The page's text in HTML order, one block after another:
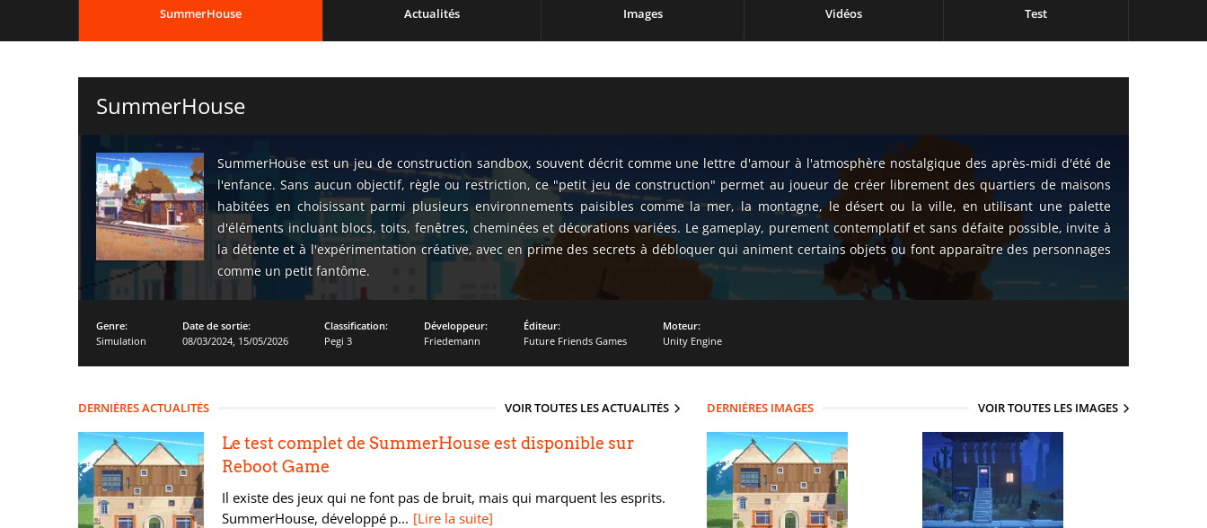
SummerHouse Actualités Images Vidéos Test
SummerHouse
SummerHouse est un jeu de construction sandbox, souvent décrit comme une lettre d'amour à l'atmosphère nostalgique des après-midi d'été de
l'enfance. Sans aucun objectif, règle ou restriction, ce "petit jeu de construction" permet au joueur de créer librement des quartiers de maisons
habitées en choisissant parmi plusieurs environnements paisibles comme la mer, la montagne, le désert ou la ville, en utilisant une palette
d'éléments incluant blocs, toits, fenêtres, cheminées et décorations variées. Le gameplay, purement contemplatif et sans défaite possible, invite à
la détente et à l'expérimentation créative, avec en prime des secrets à débloquer qui animent certains objets ou font apparaître des personnages
comme un petit fantôme.
Genre:
Simulation
Date de sortie:
08/03/2024, 15/05/2026
Classification:
Pegi 3
Développeur:
Friedemann
Éditeur:
Future Friends Games
Moteur:
Unity Engine
DERNIÈRES ACTUALITÉS VOIR TOUTES LES ACTUALITÉS
Le test complet de SummerHouse est disponible sur
Reboot Game
Il existe des jeux qui ne font pas de bruit, mais qui marquent les esprits.
SummerHouse, développé p... [Lire la suite]
DERNIÈRES IMAGES VOIR TOUTES LES IMAGES